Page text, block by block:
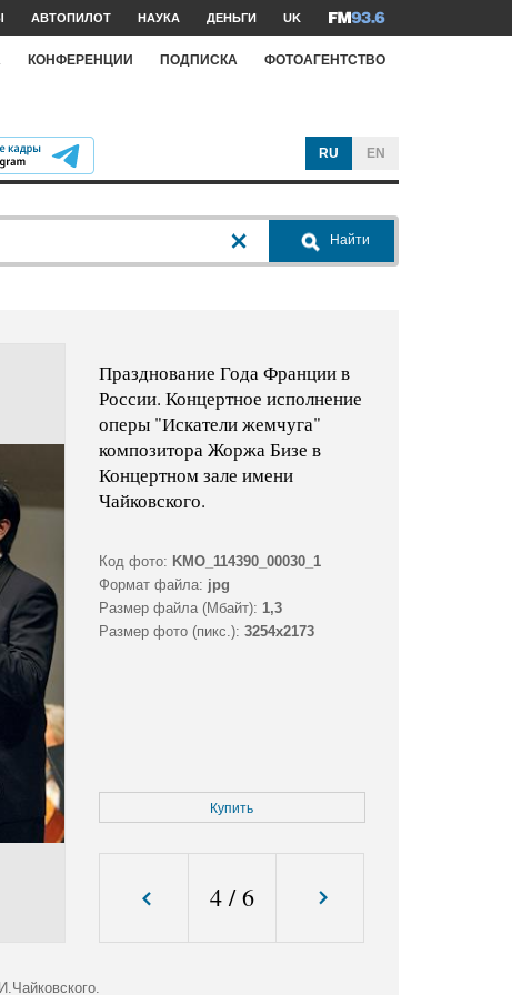
АВТОПИЛОТ НАУКА ДЕНЬГИ UK
КОНФЕРЕНЦИИ ПОДПИСКА ФОТОАГЕНТСТВО
RU EN
Найти
Празднование Года Франции в
России. Концертное исполнение
оперы "Искатели жемчуга"
композитора Жоржа Бизе в
Концертном зале имени
Чайковского.
Код фото: KMO_114390_00030_1
Формат файла: jpg
Размер файла (Мбайт): 1,3
Размер фото (пикс.): 3254x2173
Купить
4/6